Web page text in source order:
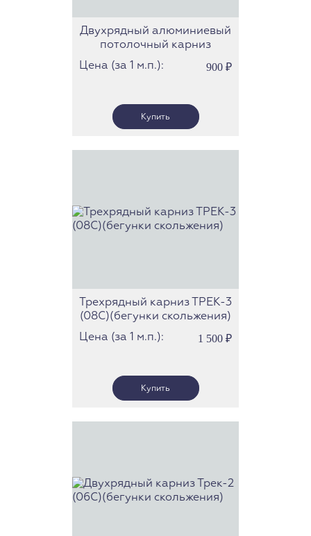
Двухрядный алюминиевый
потолочный карниз
СТ-4009
Цена (за 1 м.п.): 900 ₽
Трехрядный карниз ТРЕК-3
(08С)(бегунки скольжения)
Цена (за 1 м.п.):
1 500 ₽